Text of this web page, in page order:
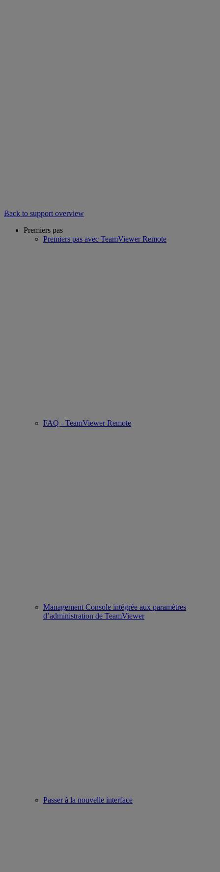
Back to support overview
Premiers pas
Premiers pas avec TeamViewer Remote
FAQ - TeamViewer Remote
Management Console intégrée aux paramètres
d’administration de TeamViewer
Passer à la nouvelle interface